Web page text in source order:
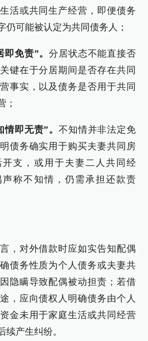
活或共同生产经营，即便债务
仍可能被认定为共同债务人；
即免责”。分居状态不能直接否
键在于分居期间是否存在共同
事实，以及债务是否用于共同
；
情即无责”。不知情并非法定免
债务确实用于购买夫妻共同房
开支，或用于夫妻二人共同经
称不知情，仍需承担还款责
，对外借款时应如实告知配偶
债务性质为个人债务或夫妻共
隐瞒导致配偶被动担责；若借
，应向债权人明确债务由个人
金未用于家庭生活或共同经营
续产生纠纷。